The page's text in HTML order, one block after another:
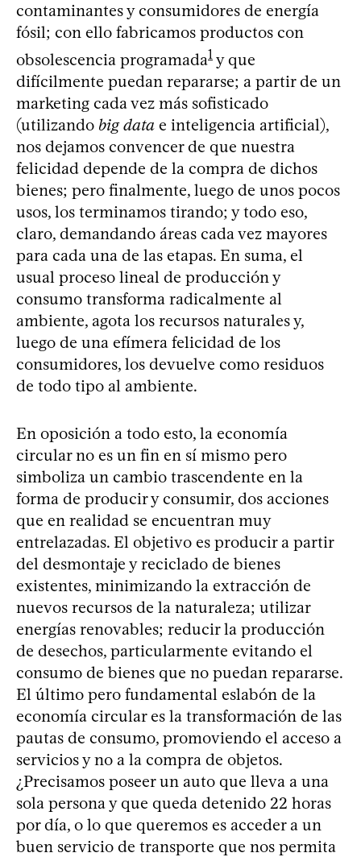
contaminantes y consumidores de energía
fósil; con ello fabricamos productos con
obsolescencia programada1 y que
difícilmente puedan repararse; a partir de un
marketing cada vez más sofisticado
(utilizando big data e inteligencia artificial),
nos dejamos convencer de que nuestra
felicidad depende de la compra de dichos
bienes; pero finalmente, luego de unos pocos
usos, los terminamos tirando; y todo eso,
claro, demandando áreas cada vez mayores
para cada una de las etapas. En suma, el
usual proceso lineal de producción y
consumo transforma radicalmente al
ambiente, agota los recursos naturales y,
luego de una efímera felicidad de los
consumidores, los devuelve como residuos
de todo tipo al ambiente.
En oposición a todo esto, la economía
circular no es un fin en sí mismo pero
simboliza un cambio trascendente en la
forma de producir y consumir, dos acciones
que en realidad se encuentran muy
entrelazadas. El objetivo es producir a partir
del desmontaje y reciclado de bienes
existentes, minimizando la extracción de
nuevos recursos de la naturaleza; utilizar
energías renovables; reducir la producción
de desechos, particularmente evitando el
consumo de bienes que no puedan repararse.
El último pero fundamental eslabón de la
economía circular es la transformación de las
pautas de consumo, promoviendo el acceso a
servicios y no a la compra de objetos.
¿Precisamos poseer un auto que lleva a una
sola persona y que queda detenido 22 horas
por día, o lo que queremos es acceder a un
buen servicio de transporte que nos permita